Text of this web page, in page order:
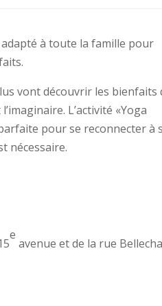
à toute la famille pour
vont découvrir les bienfaits
L’activité «Yoga
pour se reconnecter à
nécessaire.
e
avenue et de la rue